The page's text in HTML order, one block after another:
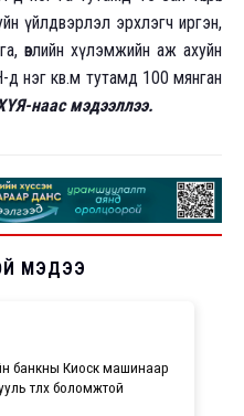
үйлдвэрлэл эрхлэгч иргэн,
өвлийн хүлэмжийн аж ахуйн
нэг кв.м тутамд 100 мянган
наас мэдээллээ.
МЭДЭЭ
банкны Киоск машинаар
төлөх боломжтой